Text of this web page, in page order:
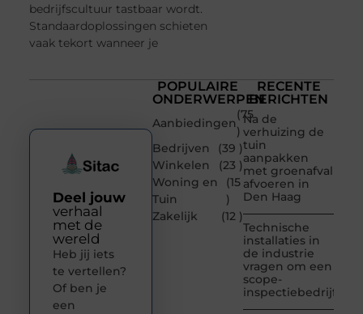
bedrijfscultuur tastbaar wordt.
Standaardoplossingen schieten
vaak tekort wanneer je
POPULAIRE
ONDERWERPEN
Aanbiedingen
(75
)
Bedrijven
(39 )
Winkelen
(23 )
Woning en
Tuin
(15
)
Zakelijk
(12 )
RECENTE
BERICHTEN
Na de
verhuizing de
tuin
aanpakken
met groenafval
afvoeren in
Den Haag
Technische
installaties in
de industrie
vragen om een
scope-
inspectiebedrijf
Deel jouw
verhaal
met de
wereld
Heb jij iets
te vertellen?
Of ben je
een